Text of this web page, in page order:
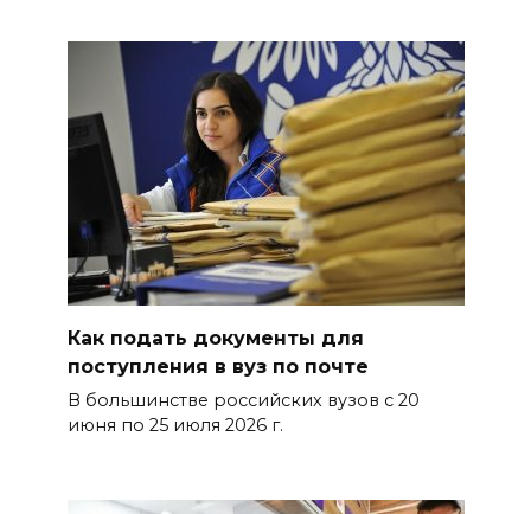
Как подать документы для
поступления в вуз по почте
В большинстве российских вузов с 20
июня по 25 июля 2026 г.